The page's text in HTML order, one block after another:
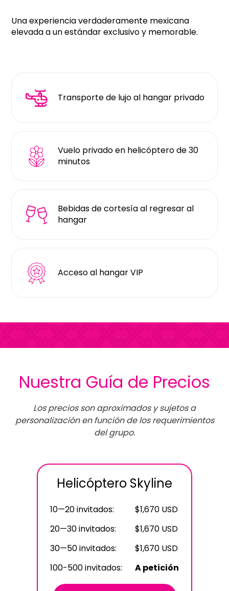
Una experiencia verdaderamente mexicana
elevada a un estándar exclusivo y memorable.
Transporte de lujo al hangar privado
Vuelo privado en helicóptero de 30
minutos
Bebidas de cortesía al regresar al
hangar
Acceso al hangar VIP
Nuestra Guía de Precios
Los precios son aproximados y sujetos a
personalización en función de los requerimientos
del grupo.
Helicóptero Skyline
10—20 invitados:
$1,670 USD
20—30 invitados:
$1,670 USD
30—50 invitados:
$1,670 USD
100-500 invitados:
A petición